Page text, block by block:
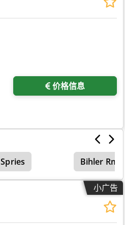
价格信息
Spries Bihler Rm 40
小广告